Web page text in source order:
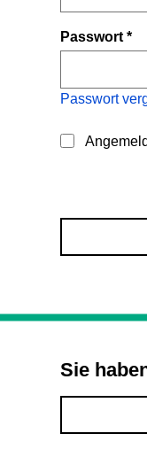
Passwort*
Passwort
Sie